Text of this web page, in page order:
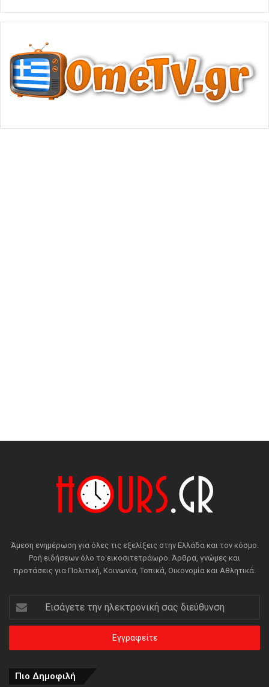
Άμεση ενημέρωση για όλες τις εξελίξεις στην Ελλάδα και τον κόσμο.
Ροή ειδήσεων όλο το εικοσιτετράωρο. Άρθρα, γνώμες και
προτάσεις για Πολιτική, Κοινωνία, Τοπικά, Οικονομία και Αθλητικά.
την
ηλεκτρονική
διεύθυνση
Πιο Δημοφιλή